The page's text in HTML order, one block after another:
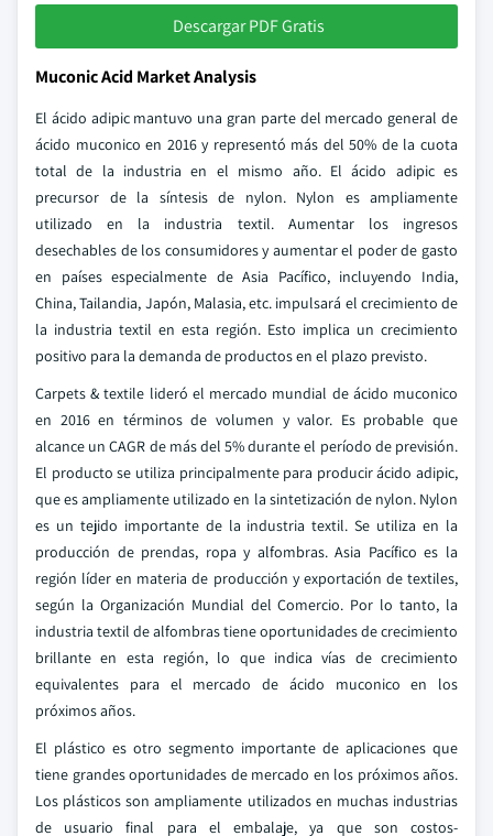
Descargar PDF Gratis
Muconic Acid Market Analysis
El ácido adipic mantuvo una gran parte del mercado general de
ácido muconico en 2016 y representó más del 50% de la cuota
total de la industria en el mismo año. El ácido adipic es
precursor de la síntesis de nylon. Nylon es ampliamente
utilizado en la industria textil. Aumentar los ingresos
desechables de los consumidores y aumentar el poder de gasto
en países especialmente de Asia Pacífico, incluyendo India,
China, Tailandia, Japón, Malasia, etc. impulsará el crecimiento de
la industria textil en esta región. Esto implica un crecimiento
positivo para la demanda de productos en el plazo previsto.
Carpets & textile lideró el mercado mundial de ácido muconico
en 2016 en términos de volumen y valor. Es probable que
alcance un CAGR de más del 5% durante el período de previsión.
El producto se utiliza principalmente para producir ácido adipic,
que es ampliamente utilizado en la sintetización de nylon. Nylon
es un tejido importante de la industria textil. Se utiliza en la
producción de prendas, ropa y alfombras. Asia Pacífico es la
región líder en materia de producción y exportación de textiles,
según la Organización Mundial del Comercio. Por lo tanto, la
industria textil de alfombras tiene oportunidades de crecimiento
brillante en esta región, lo que indica vías de crecimiento
equivalentes para el mercado de ácido muconico en los
próximos años.
El plástico es otro segmento importante de aplicaciones que
tiene grandes oportunidades de mercado en los próximos años.
Los plásticos son ampliamente utilizados en muchas industrias
de usuario final para el embalaje, ya que son costos-